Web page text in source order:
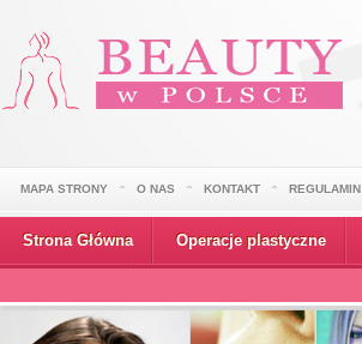
MAPA STRONY O NAS KONTAKT REGULAMIN
Strona Główna Operacje plastyczne